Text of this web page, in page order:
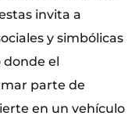
invita a
y simbólicas
donde el
parte de
en un vehículo